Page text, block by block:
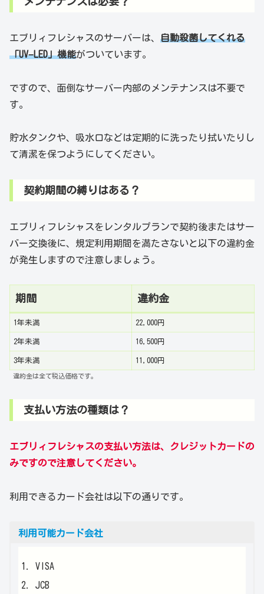
エブリィフレシャスのサーバーは、 自動殺菌してくれる
「UV−LED」機能がついています。
ですので、面倒なサーバー内部のメンテナンスは不要で
す。
貯水タンクや、吸水口などは定期的に洗ったり拭いたりし
て清潔を保つようにしてください。
契約期間の縛りはある？
エブリィフレシャスをレンタルプランで契約後またはサー
バー交換後に、規定利用期間を満たさないと以下の違約金
が発生しますので注意しましょう。
期間 違約金
1年未満 22,000円
2年未満 16,500円
3年未満 11,000円
違約金は全て税込価格です。
支払い方法の種類は？
エブリィフレシャスの支払い方法は、クレジットカードの
みですので注意してください。
利用できるカード会社は以下の通りです。
利用可能カード会社
VISA
JCB